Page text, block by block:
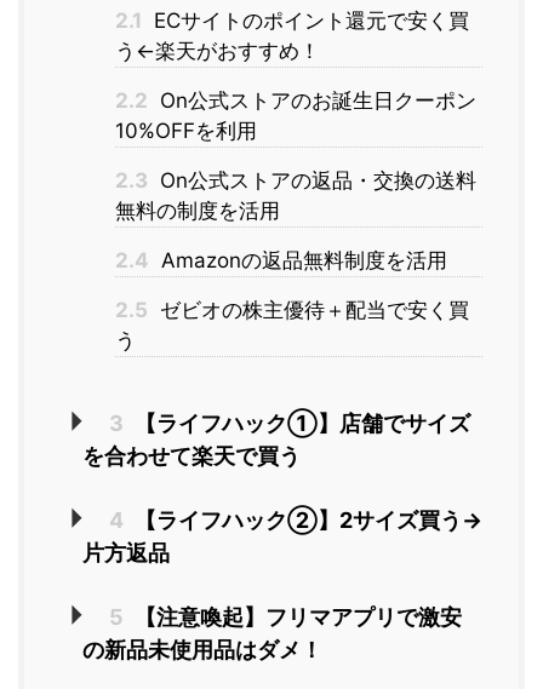
2.1
ECサイトのポイント還元で安く買
う←楽天がおすすめ！
2.2 On公式ストアのお誕生日クーポン
10%OFFを利用
2.3 On公式ストアの返品・交換の送料
無料の制度を活用
2.4 Amazonの返品無料制度を活用
2.5 ゼビオの株主優待＋配当で安く買
う
3
【ライフハック①】店舗でサイズ
を合わせて楽天で買う
4
【ライフハック②】2サイズ買う→
片方返品
5
【注意喚起】フリマアプリで激安
の新品未使用品はダメ！